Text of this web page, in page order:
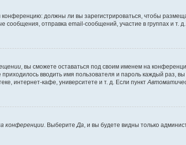
конференцию: должны ли вы зарегистрироваться, чтобы
отправка email-сообщений, участие в группах и т.
, вы сможете оставаться под своим именем на
вводить имя пользователя и пароль каждый раз,
интернет-кафе, университете и т. д. Если пункт
конференции . Выберите Да , и вы будете видны только